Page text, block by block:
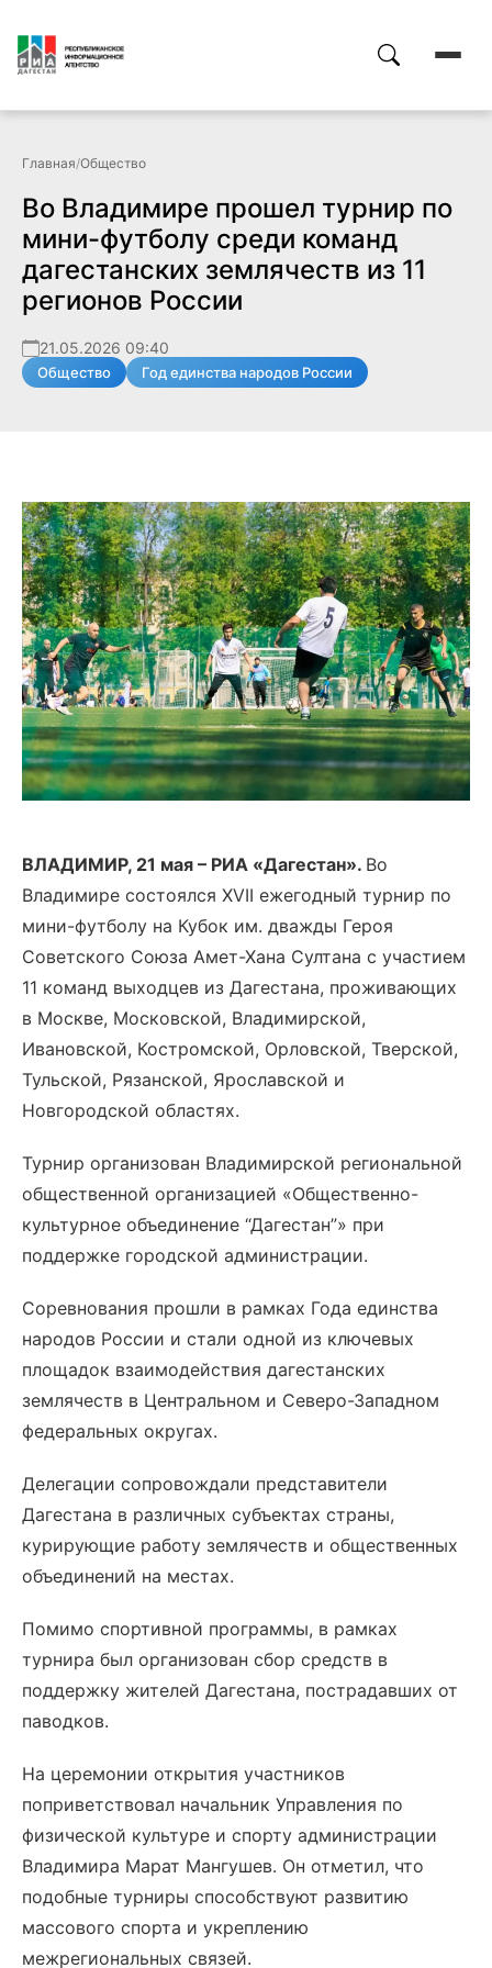
Главная/Общество
Во Владимире прошел турнир по
мини-футболу среди команд
дагестанских землячеств из 11
регионов России
21.05.2026 09:40
Общество Год единства народов России
ВЛАДИМИР, 21 мая – РИА «Дагестан». Во
Владимире состоялся XVII ежегодный турнир по
мини-футболу на Кубок им. дважды Героя
Советского Союза Амет-Хана Султана с участием
11 команд выходцев из Дагестана, проживающих
в Москве, Московской, Владимирской,
Ивановской, Костромской, Орловской, Тверской,
Тульской, Рязанской, Ярославской и
Новгородской областях.
Турнир организован Владимирской региональной
общественной организацией «Общественно-
культурное объединение “Дагестан”» при
поддержке городской администрации.
Соревнования прошли в рамках Года единства
народов России и стали одной из ключевых
площадок взаимодействия дагестанских
землячеств в Центральном и Северо-Западном
федеральных округах.
Делегации сопровождали представители
Дагестана в различных субъектах страны,
курирующие работу землячеств и общественных
объединений на местах.
Помимо спортивной программы, в рамках
турнира был организован сбор средств в
поддержку жителей Дагестана, пострадавших от
паводков.
На церемонии открытия участников
поприветствовал начальник Управления по
физической культуре и спорту администрации
Владимира Марат Мангушев. Он отметил, что
подобные турниры способствуют развитию
массового спорта и укреплению
межрегиональных связей.